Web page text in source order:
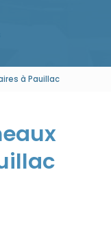
à Pauillac